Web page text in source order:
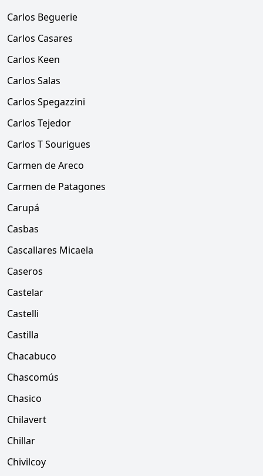
Carlos Beguerie
Carlos Casares
Carlos Keen
Carlos Salas
Carlos Spegazzini
Carlos Tejedor
Carlos T Sourigues
Carmen de Areco
Carmen de Patagones
Carupá
Casbas
Cascallares Micaela
Caseros
Castelar
Castelli
Castilla
Chacabuco
Chascomús
Chasico
Chilavert
Chillar
Chivilcoy